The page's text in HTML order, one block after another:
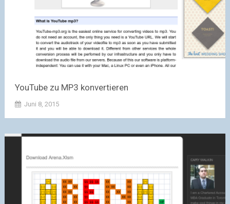
YouTube zu MP3 konvertieren
Juni 8, 2015